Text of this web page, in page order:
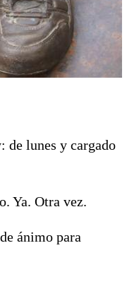
de lunes y cargado
Ya. Otra vez.
ánimo para